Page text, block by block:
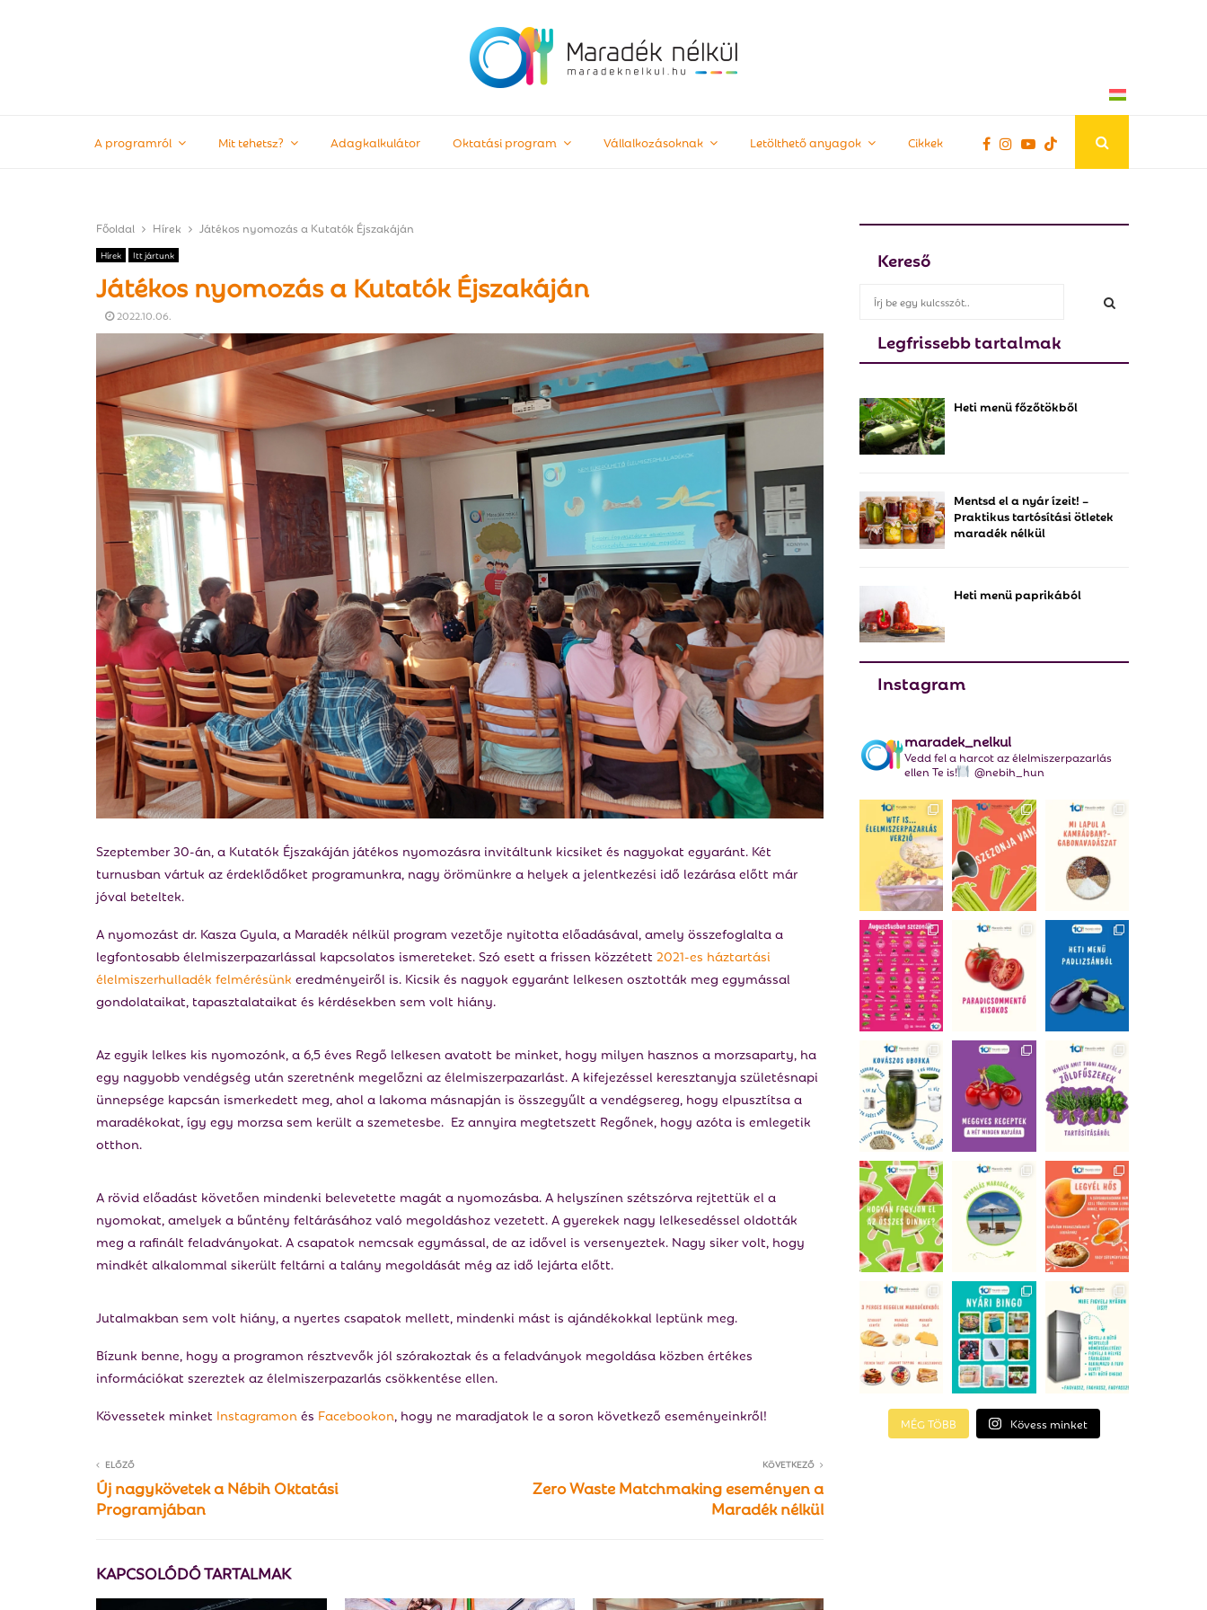
A programról Mit tehetsz? Adagkalkulátor Oktatási program Vállalkozásoknak Letölthető anyagok Cikkek
Főoldal Hírek Játékos nyomozás a Kutatók Éjszakáján
Hírek Itt jártunk
Játékos nyomozás a Kutatók Éjszakáján
2022.10.06.
Szeptember 30-án, a Kutatók Éjszakáján játékos nyomozásra invitáltunk kicsiket és nagyokat egyaránt. Két
turnusban vártuk az érdeklődőket programunkra, nagy örömünkre a helyek a jelentkezési idő lezárása előtt már
jóval beteltek.
A nyomozást dr. Kasza Gyula, a Maradék nélkül program vezetője nyitotta előadásával, amely összefoglalta a
legfontosabb élelmiszerpazarlással kapcsolatos ismereteket. Szó esett a frissen közzétett 2021-es háztartási
élelmiszerhulladék felmérésünk eredményeiről is. Kicsik és nagyok egyaránt lelkesen osztották meg egymással
gondolataikat, tapasztalataikat és kérdésekben sem volt hiány.
Az egyik lelkes kis nyomozónk, a 6,5 éves Regő lelkesen avatott be minket, hogy milyen hasznos a morzsaparty, ha
egy nagyobb vendégség után szeretnénk megelőzni az élelmiszerpazarlást. A kifejezéssel keresztanyja születésnapi
ünnepsége kapcsán ismerkedett meg, ahol a lakoma másnapján is összegyűlt a vendégsereg, hogy elpusztítsa a
maradékokat, így egy morzsa sem került a szemetesbe. Ez annyira megtetszett Regőnek, hogy azóta is emlegetik
otthon.
A rövid előadást követően mindenki belevetette magát a nyomozásba. A helyszínen szétszórva rejtettük el a
nyomokat, amelyek a bűntény feltárásához való megoldáshoz vezetett. A gyerekek nagy lelkesedéssel oldották
meg a rafinált feladványokat. A csapatok nemcsak egymással, de az idővel is versenyeztek. Nagy siker volt, hogy
mindkét alkalommal sikerült feltárni a talány megoldását még az idő lejárta előtt.
Jutalmakban sem volt hiány, a nyertes csapatok mellett, mindenki mást is ajándékokkal leptünk meg.
Bízunk benne, hogy a programon résztvevők jól szórakoztak és a feladványok megoldása közben értékes
információkat szereztek az élelmiszerpazarlás csökkentése ellen.
Kövessetek minket Instagramon és Facebookon, hogy ne maradjatok le a soron következő eseményeinkről!
ELŐZŐ
Új nagykövetek a Nébih Oktatási
Programjában
KÖVETKEZŐ
Zero Waste Matchmaking eseményen a
Maradék nélkül
KAPCSOLÓDÓ TARTALMAK
Kereső
c
f
o
r
H
Legfrissebb tartalmak
Heti menü főzőtökből
Mentsd el a nyár ízeit! –
Praktikus tartósítási ötletek
maradék nélkül
Heti menü paprikából
Instagram
maradek_nelkul
Vedd fel a harcot az élelmiszerpazarlás
ellen Te is!
@nebih_hun
MÉG TÖBB Kövess minket